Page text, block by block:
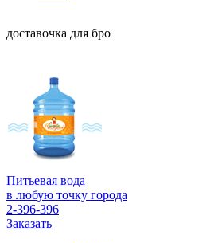
доставочка для бро
Питьевая вода
в любую точку города
2-396-396
Заказать